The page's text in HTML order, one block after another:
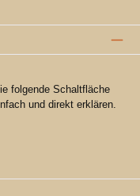
folgende Schaltfläche
und direkt erklären.